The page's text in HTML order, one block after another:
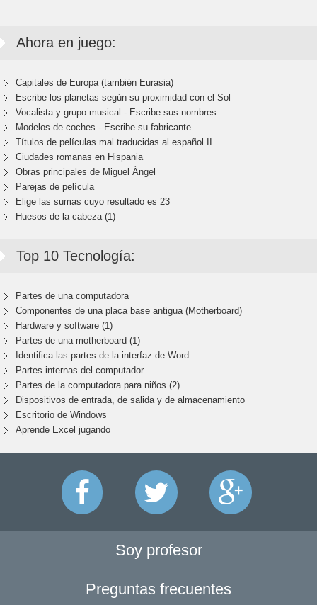
Ahora en juego:
Capitales de Europa (también Eurasia)
Escribe los planetas según su proximidad con el Sol
Vocalista y grupo musical - Escribe sus nombres
Modelos de coches - Escribe su fabricante
Títulos de películas mal traducidas al español II
Ciudades romanas en Hispania
Obras principales de Miguel Ángel
Parejas de película
Elige las sumas cuyo resultado es 23
Huesos de la cabeza (1)
Top 10 Tecnología:
Partes de una computadora
Componentes de una placa base antigua (Motherboard)
Hardware y software (1)
Partes de una motherboard (1)
Identifica las partes de la interfaz de Word
Partes internas del computador
Partes de la computadora para niños (2)
Dispositivos de entrada, de salida y de almacenamiento
Escritorio de Windows
Aprende Excel jugando
Soy profesor
Preguntas frecuentes